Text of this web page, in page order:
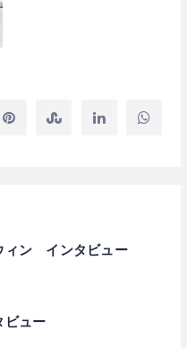
ィン インタビュー
ュー